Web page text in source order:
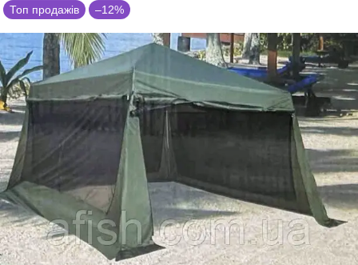
Топ продажів –12%